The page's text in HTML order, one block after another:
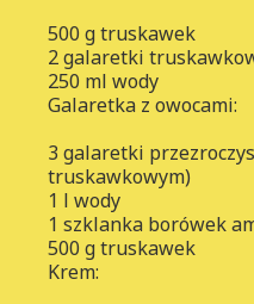
500 g truskawek
2 galaretki
250 ml wody
Galaretka z owocami:
3 galaretki
truskawkowym)
1 l wody
1 szklanka borówek
500 g truskawek
Krem: